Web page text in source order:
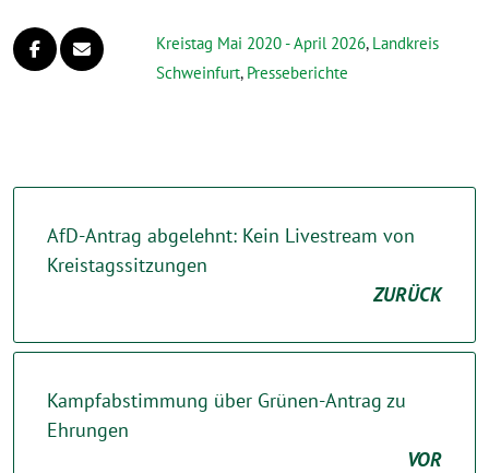
Kreistag Mai 2020 - April 2026, Landkreis
Schweinfurt, Presseberichte
AfD-Antrag abgelehnt: Kein Livestream von
Kreistagssitzungen
ZURÜCK
Kampfabstimmung über Grünen-Antrag zu
Ehrungen
VOR